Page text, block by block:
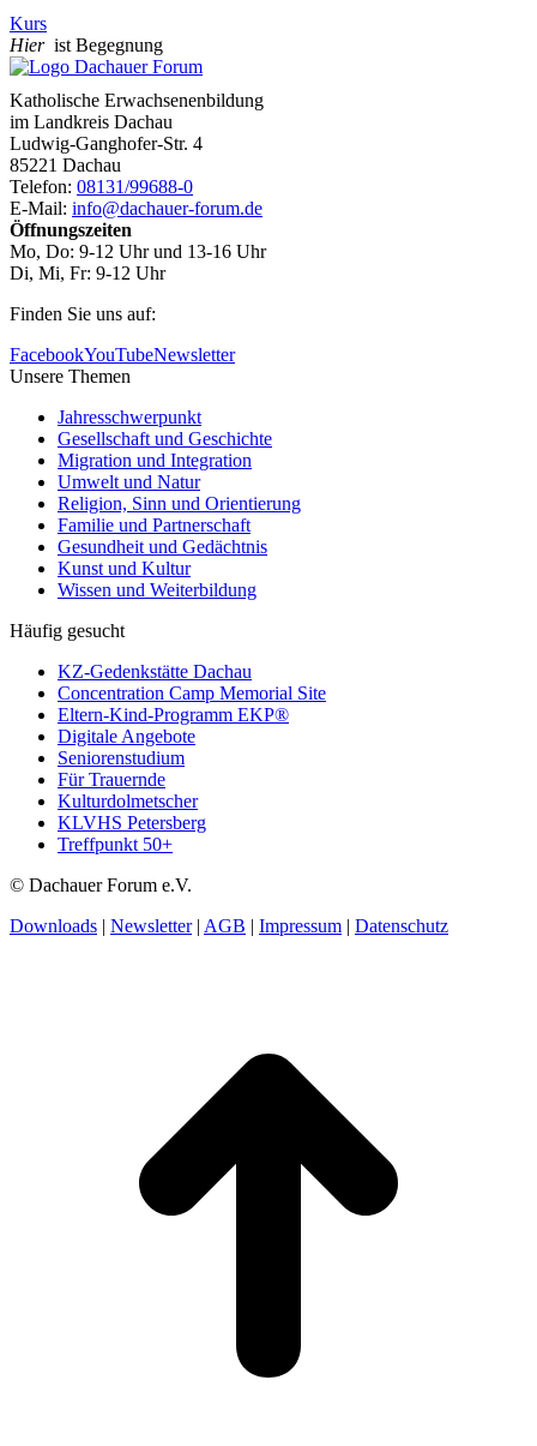
Kurs
Hierist Begegnung
Katholische Erwachsenenbildung
im Landkreis Dachau
Ludwig-Ganghofer-Str. 4
85221 Dachau
Telefon: 08131/99688-0
E-Mail: info@dachauer-forum.de
Öffnungszeiten
Mo, Do: 9-12 Uhr und 13-16 Uhr
Di, Mi, Fr: 9-12 Uhr
Finden Sie uns auf:
FacebookYouTubeNewsletter
Unsere Themen
Jahresschwerpunkt
Gesellschaft und Geschichte
Migration und Integration
Umwelt und Natur
Religion, Sinn und Orientierung
Familie und Partnerschaft
Gesundheit und Gedächtnis
Kunst und Kultur
Wissen und Weiterbildung
Häufig gesucht
KZ-Gedenkstätte Dachau
Concentration Camp Memorial Site
Eltern-Kind-Programm EKP®
Digitale Angebote
Seniorenstudium
Für Trauernde
Kulturdolmetscher
KLVHS Petersberg
Treffpunkt 50+
© Dachauer Forum e.V.
Downloads | Newsletter| AGB | Impressum | Datenschutz